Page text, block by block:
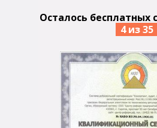
Осталось бесплатных
4 из 35